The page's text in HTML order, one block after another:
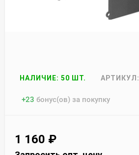
НАЛИЧИЕ: 50 ШТ. АРТИКУЛ:
+23 бонус(ов) за покупку
1 160 ₽